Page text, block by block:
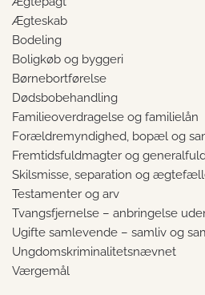
Ægteskab
Bodeling
Boligkøb og byggeri
Børnebortførelse
Dødsbobehandling
Familieoverdragelse og familielån
Forældremyndighed, bopæl og
Fremtidsfuldmagter og
Skilsmisse, separation og
Testamenter og arv
Tvangsfjernelse – anbringelse
Ugifte samlevende – samliv og
Ungdomskriminalitetsnævnet
Værgemål